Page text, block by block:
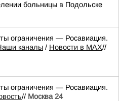
больницы в Подольске
ограничения — Росавиация.
каналы / Новости в MAX//
ограничения — Росавиация.
// Москва 24